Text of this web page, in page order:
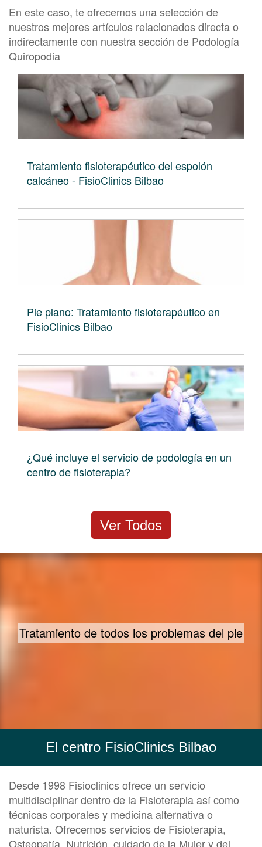
En este caso, te ofrecemos una selección de
nuestros mejores artículos relacionados directa o
indirectamente con nuestra sección de Podología
Quiropodia
Tratamiento fisioterapéutico del espolón
calcáneo - FisioClinics Bilbao
Pie plano: Tratamiento fisioterapéutico en
FisioClinics Bilbao
¿Qué incluye el servicio de podología en un
centro de fisioterapia?
Ver Todos
En FisioClinics cuidamos de los pies de tu familia
El centro FisioClinics Bilbao
Desde 1998 Fisioclinics ofrece un servicio
multidisciplinar dentro de la Fisioterapia así como
técnicas corporales y medicina alternativa o
naturista. Ofrecemos servicios de Fisioterapia,
Osteopatía, Nutrición, cuidado de la Mujer y del